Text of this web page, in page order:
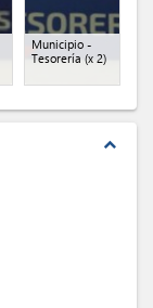
Municipio -
Tesorería (x 2)
expand_less